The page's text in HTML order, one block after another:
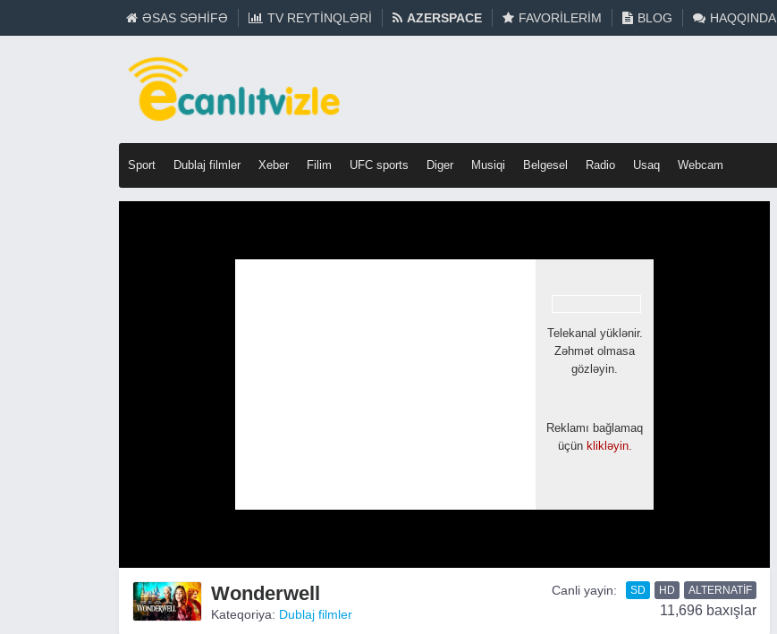
ƏSAS SƏHIFƏ TV REYTINQLƏRI AZERSPACE FAVORILERIM BLOG HAQQINDA
Sport Dublaj filmler Xeber Filim UFC sports Diger Musiqi Belgesel Radio Usaq Webcam
Wonderwell
Kateqoriya: Dublaj filmler
Canli yayin: SD HD ALTERNATIF
11,696 baxışlar